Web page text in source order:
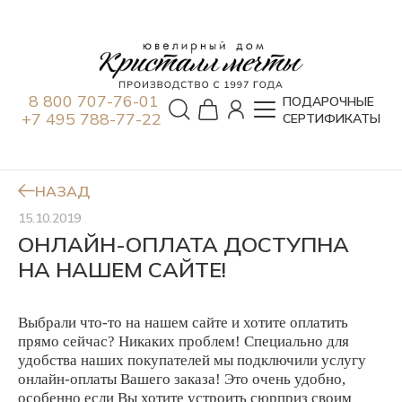
8 800 707-76-01
+7 495 788-77-22
ПОДАРОЧНЫЕ
СЕРТИФИКАТЫ
НАЗАД
15.10.2019
ОНЛАЙН-ОПЛАТА ДОСТУПНА
НА НАШЕМ САЙТЕ!
Выбрали что-то на нашем сайте и хотите оплатить
прямо сейчас? Никаких проблем! Специально для
удобства наших покупателей мы подключили услугу
онлайн-оплаты Вашего заказа! Это очень удобно,
особенно если Вы хотите устроить сюрприз своим